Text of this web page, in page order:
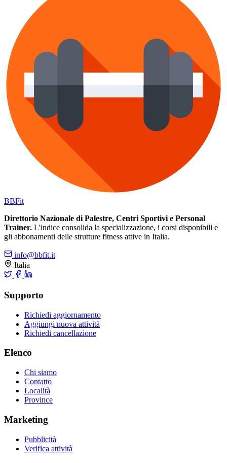
BBFit
Direttorio Nazionale di Palestre, Centri Sportivi e Personal
Trainer. L'indice consolida la specializzazione, i corsi disponibili e
gli abbonamenti delle strutture fitness attive in Italia.
info@bbfit.it
Italia
Supporto
Richiedi aggiornamento
Aggiungi nuova attività
Richiedi cancellazione
Elenco
Chi siamo
Contatto
Località
Province
Marketing
Pubblicità
Verifica attività